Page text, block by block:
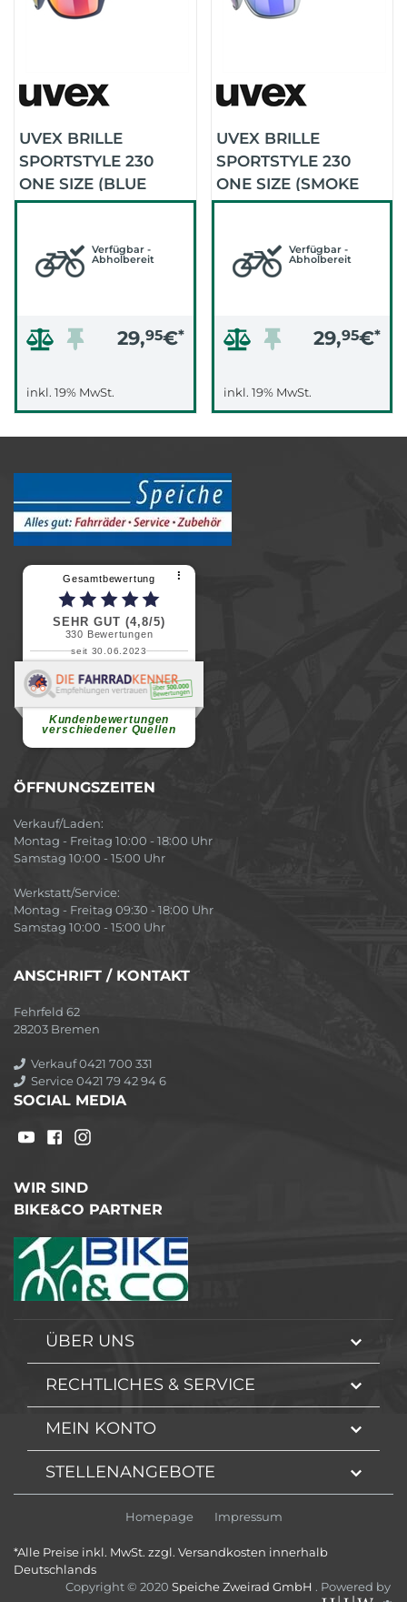
UVEX BRILLE
SPORTSTYLE 230
ONE SIZE (BLUE
MAT/MIRROR RED)
Verfügbar -
Abholbereit
29,95€*
inkl. 19% MwSt.
UVEX BRILLE
SPORTSTYLE 230
ONE SIZE (SMOKE
MATT/MIRROR BLUE)
Verfügbar -
Abholbereit
29,95€*
inkl. 19% MwSt.
Gesamtbewertung ⠇
SEHR GUT (4,8/5)
330 Bewertungen
seit 30.06.2023
Kundenbewertungen
verschiedener Quellen
Renate H.
Vielen Dank für ein herzliches
ÖFFNUNGSZEITEN
Verkauf/Laden:
Montag - Freitag 10:00 - 18:00 Uhr
Samstag 10:00 - 15:00 Uhr
Werkstatt/Service:
Montag - Freitag 09:30 - 18:00 Uhr
Samstag 10:00 - 15:00 Uhr
ANSCHRIFT / KONTAKT
Fehrfeld 62
28203 Bremen
Verkauf 0421 700 331
Service 0421 79 42 94 6
SOCIAL MEDIA
WIR SIND
BIKE&CO PARTNER
ÜBER UNS
RECHTLICHES & SERVICE
MEIN KONTO
STELLENANGEBOTE
Homepage Impressum
*Alle Preise inkl. MwSt. zzgl. Versandkosten innerhalb
Deutschlands
Copyright © 2020 Speiche Zweirad GmbH . Powered by